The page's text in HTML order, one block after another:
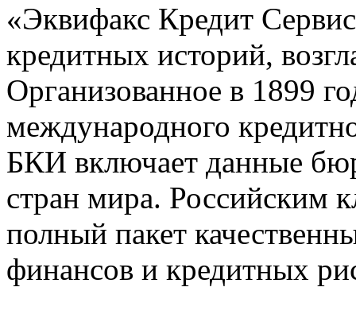
«Эквифакс Кредит
кредитных историй,
Организованное в 1899
международного
БКИ включает данные
стран мира. Российским
полный пакет
финансов и кредитных